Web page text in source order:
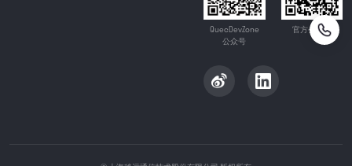
QuecDevZone
公众号
官方公众号